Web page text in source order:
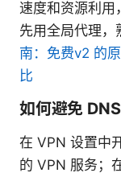
速度和资源利用
先用全局代理，
南：免费v2 的
比
如何避免 DNS
在 VPN 设置中
的 VPN 服务；